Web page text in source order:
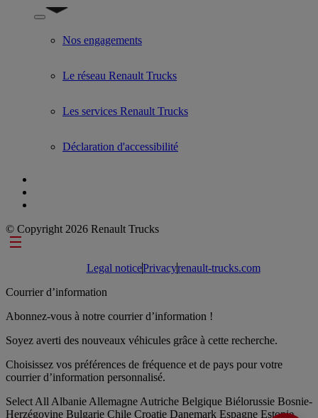
Show submenu for Used Trucks by Renault Trucks
Nos engagements
Le réseau Renault Trucks
Les services Renault Trucks
Déclaration d'accessibilité
© Copyright 2026 Renault Trucks
Footer links
Legal noticePrivacyrenault-trucks.com
Courrier d’information
Abonnez-vous à notre courrier d’information !
Soyez averti des nouveaux véhicules grâce à cette recherche.
Choisissez vos préférences de fréquence et de pays pour votre
courrier d’information personnalisé.
Select All Albanie Allemagne Autriche Belgique Biélorussie Bosnie-
Herzégovine Bulgarie Chile Croatie Danemark Espagne Estonie